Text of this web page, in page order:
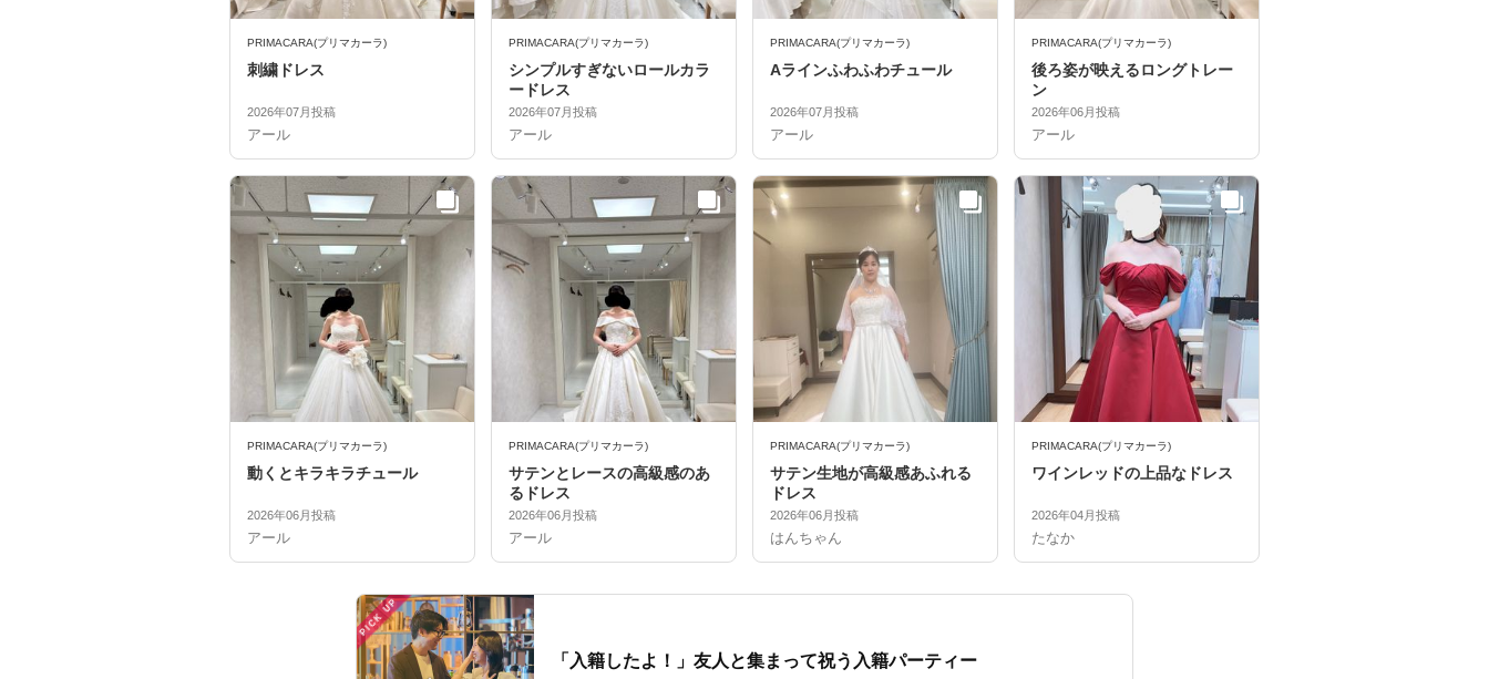
PRIMACARA(プリマカーラ)
刺繍ドレス
2026年07月投稿
アール
PRIMACARA(プリマカーラ)
シンプルすぎないロールカラ
ードレス
2026年07月投稿
アール
PRIMACARA(プリマカーラ)
Aラインふわふわチュール
2026年07月投稿
アール
PRIMACARA(プリマカーラ)
後ろ姿が映えるロングトレー
ン
2026年06月投稿
アール
PRIMACARA(プリマカーラ)
動くとキラキラチュール
2026年06月投稿
アール
PRIMACARA(プリマカーラ)
サテンとレースの高級感のあ
るドレス
2026年06月投稿
アール
PRIMACARA(プリマカーラ)
サテン生地が高級感あふれる
ドレス
2026年06月投稿
はんちゃん
PRIMACARA(プリマカーラ)
ワインレッドの上品なドレス
2026年04月投稿
たなか
PICK UP
「入籍したよ！」友人と集まって祝う入籍パーティー